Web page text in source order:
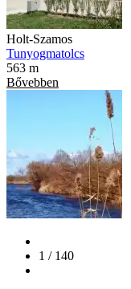
Holt-Szamos
Tunyogmatolcs
563 m
Bővebben
1 / 140